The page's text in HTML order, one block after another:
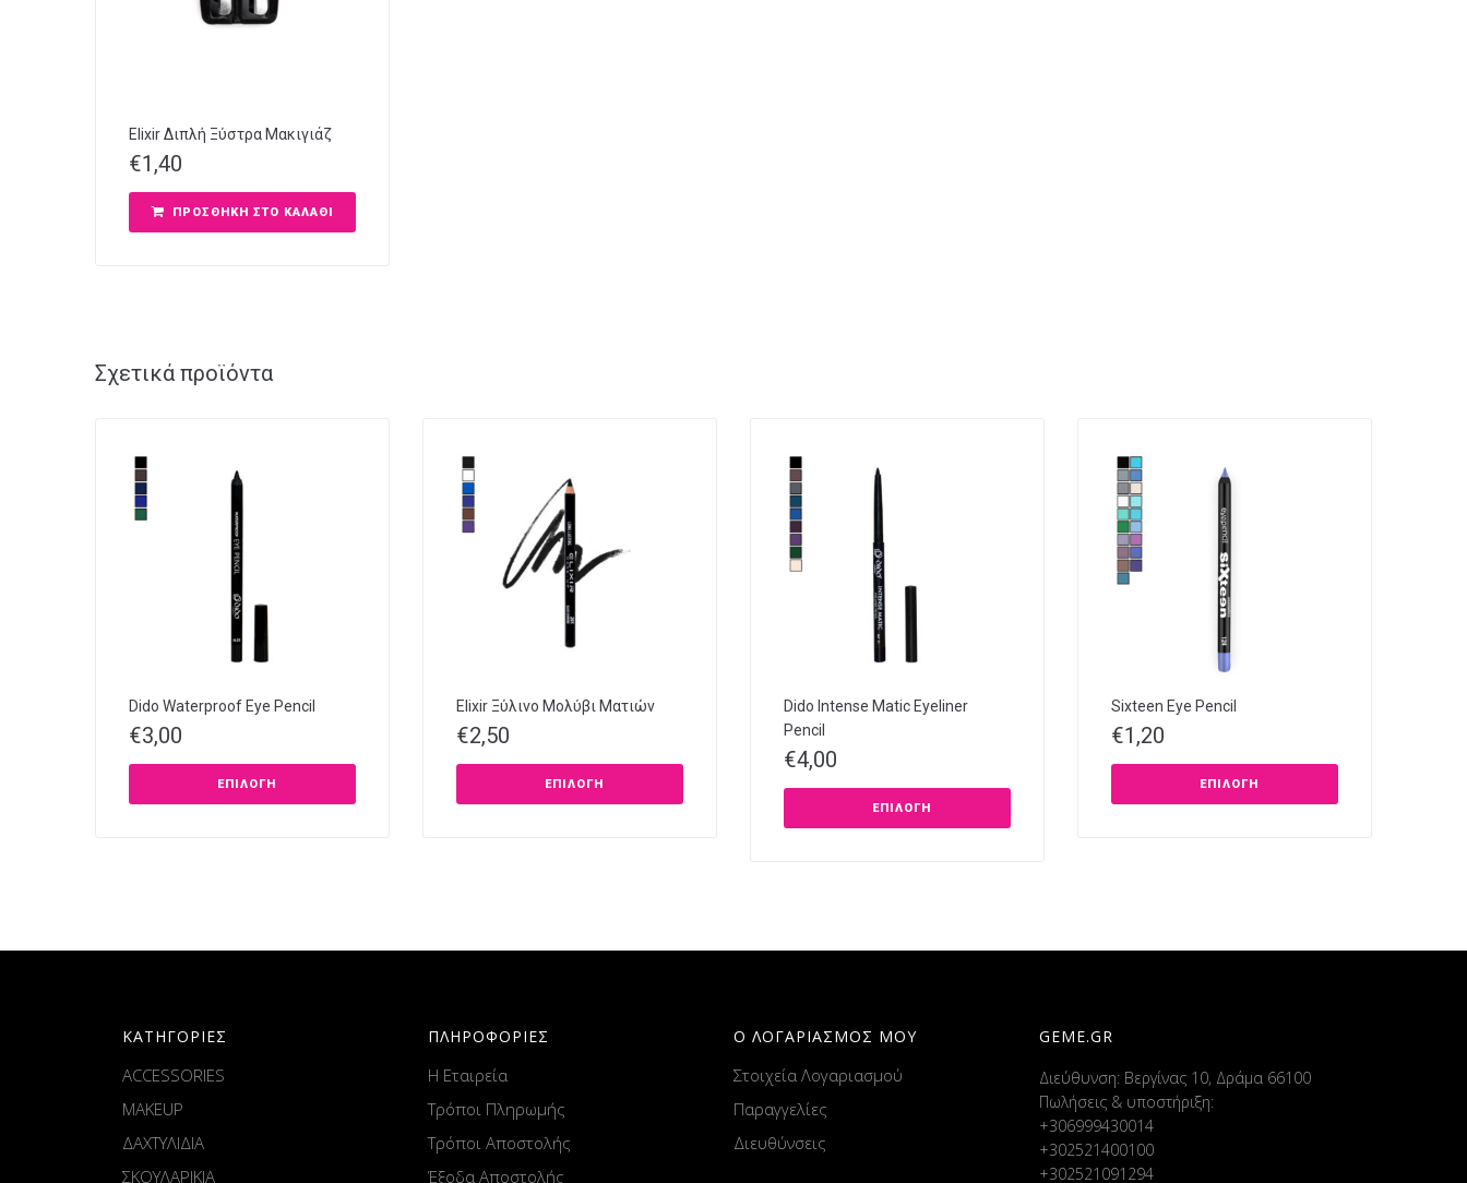
Elixir Διπλή Ξύστρα Μακιγιάζ
€1,40
ΠΡΟΣΘΉΚΗ ΣΤΟ ΚΑΛΆΘΙ
Σχετικά προϊόντα
Dido Waterproof Eye Pencil
€3,00
ΕΠΙΛΟΓΉ
Elixir Ξύλινο Μολύβι Ματιών
€2,50
ΕΠΙΛΟΓΉ
Dido Intense Matic Eyeliner
Pencil
€4,00
ΕΠΙΛΟΓΉ
Sixteen Eye Pencil
€1,20
ΕΠΙΛΟΓΉ
ΚΑΤΗΓΟΡΙΕΣ
ACCESSORIES
MAKEUP
ΔΑΧΤΥΛΙΔΙΑ
ΣΚΟΥΛΑΡΙΚΙΑ
ΠΛΗΡΟΦΟΡΙΕΣ
Η Εταιρεία
Τρόποι Πληρωμής
Τρόποι Αποστολής
Έξοδα Αποστολής
Ο ΛΟΓΑΡΙΑΣΜΟΣ ΜΟΥ
Στοιχεία Λογαριασμού
Παραγγελίες
Διευθύνσεις
GEME.GR
Διεύθυνση: Βεργίνας 10, Δράμα 66100
Πωλήσεις & υποστήριξη:
+306999430014
+302521400100
+302521091294